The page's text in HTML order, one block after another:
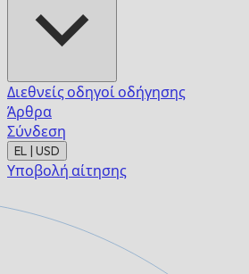
Διεθνείς οδηγοί οδήγησης
Άρθρα
Σύνδεση
EL | USD
Υποβολή αίτησης